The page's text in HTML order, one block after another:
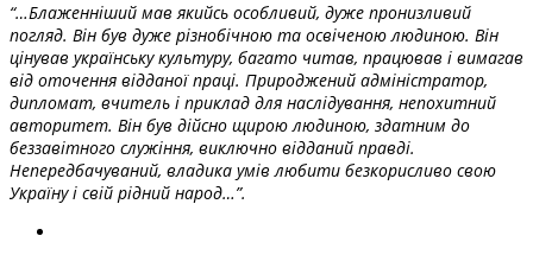
“…Блаженніший мав якийсь особливий, дуже пронизливий
погляд. Він був дуже різнобічною та освіченою людиною. Він
цінував українську культуру, багато читав, працював і вимагав
від оточення відданої праці. Природжений адміністратор,
дипломат, вчитель і приклад для наслідування, непохитний
авторитет. Він був дійсно щирою людиною, здатним до
беззавітного служіння, виключно відданий правді.
Непередбачуваний, владика умів любити безкорисливо свою
Україну і свій рідний народ…”.